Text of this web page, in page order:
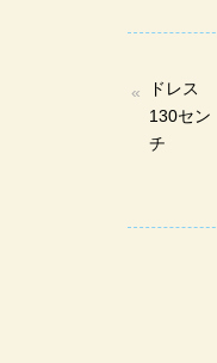
ドレス
130セン
チ